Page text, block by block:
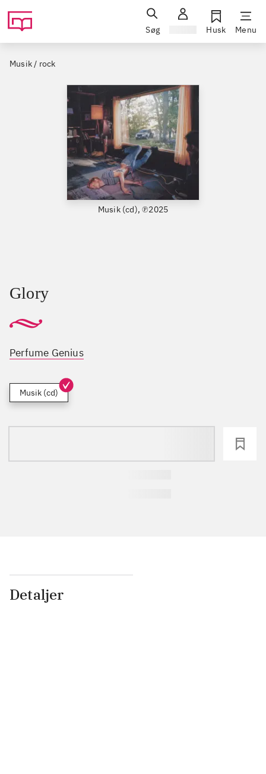
Søg Husk Menu
Musik / rock
Musik (cd), ℗2025
Glory
Perfume Genius
Musik (cd)
Detaljer